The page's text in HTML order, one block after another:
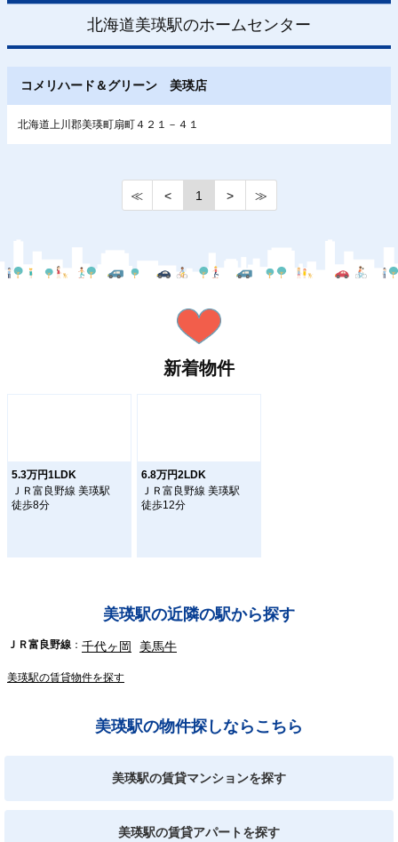
北海道美瑛駅のホームセンター
コメリハード＆グリーン 美瑛店
北海道上川郡美瑛町扇町４２１－４１
≪ < 1 > ≫
新着物件
5.3万円1LDK
ＪＲ富良野線 美瑛駅
徒歩8分
6.8万円2LDK
ＪＲ富良野線 美瑛駅
徒歩12分
美瑛駅の近隣の駅から探す
ＪＲ富良野線 千代ヶ岡 美馬牛
美瑛駅の賃貸物件を探す
美瑛駅の物件探しならこちら
美瑛駅の賃貸マンションを探す
美瑛駅の賃貸アパートを探す